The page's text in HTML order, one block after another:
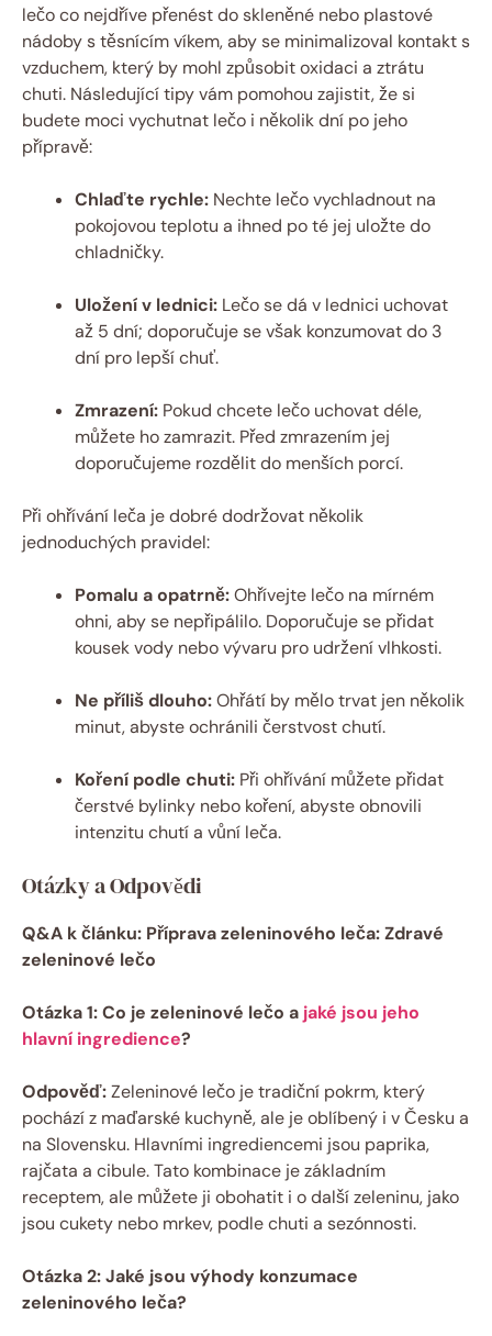
lečo co nejdříve přenést do skleněné nebo plastové
nádoby s těsnícím víkem, aby se minimalizoval kontakt s
vzduchem, který by mohl způsobit oxidaci a ztrátu
chuti. Následující tipy vám pomohou zajistit, že si
budete moci vychutnat lečo i několik dní po jeho
přípravě:
Chlaďte rychle: Nechte lečo vychladnout na
pokojovou teplotu a ihned po té jej uložte do
chladničky.
Uložení v lednici: Lečo se dá v lednici uchovat
až 5 dní; doporučuje se však konzumovat do 3
dní pro lepší chuť.
Zmrazení: Pokud chcete lečo uchovat déle,
můžete ho zamrazit. Před zmrazením jej
doporučujeme rozdělit do menších porcí.
Při ohřívání leča je dobré dodržovat několik
jednoduchých pravidel:
Pomalu a opatrně:Ohřívejte lečo na mírném
ohni, aby se nepřipálilo. Doporučuje se přidat
kousek vody nebo vývaru pro udržení vlhkosti.
Ne příliš dlouho:Ohřátí by mělo trvat jen několik
minut, abyste ochránili čerstvost chutí.
Koření podle chuti: Při ohřívání můžete přidat
čerstvé bylinky nebo koření, abyste obnovili
intenzitu chutí a vůní leča.
Otázky a Odpovědi
Q&A k článku: Příprava zeleninového leča: Zdravé
zeleninové lečo
Otázka 1: Co je zeleninové lečo a jaké jsou jeho
hlavní ingredience?
Odpověď:Zeleninové lečo je tradiční pokrm, který
pochází z maďarské kuchyně, ale je oblíbený i v Česku a
na Slovensku. Hlavními ingrediencemi jsou paprika,
rajčata a cibule. Tato kombinace je základním
receptem, ale můžete ji obohatit i o další zeleninu, jako
jsou cukety nebo mrkev, podle chuti a sezónnosti.
Otázka 2: Jaké jsou výhody konzumace
zeleninového leča?